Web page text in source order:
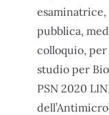
pubblica,
colloquio,
studio per
PSN 2020